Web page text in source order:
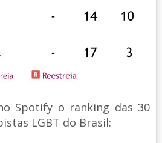
Spotify o ranking das 30
LGBT do Brasil: